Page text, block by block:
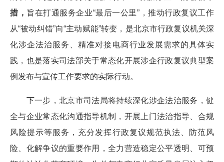
措， 旨在打通服务企业“最后一公里”，推动行政复议工作
从“被动纠错”向“主动赋能”转变，是北京市行政复议机关深
化涉企法治服务、精准对接电商行业发展需求的具体实
践，也是落实司法部关于常态化开展涉企行政复议典型案
例发布与宣传工作要求的实际行动。
下一步，北京市司法局将持续深化涉企法治服务，健
全与企业常态化沟通指导机制，开展上门法治指导、合规
风险提示等服务，充分发挥行政复议规范执法、防范风
险、化解争议的重要作用，全力营造稳定公平透明、可预